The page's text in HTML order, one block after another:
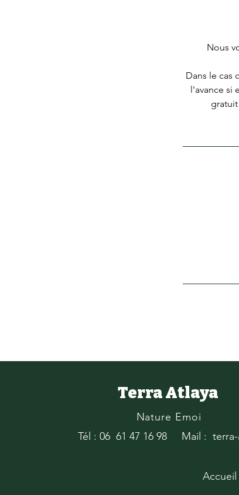
Nous
Dans le cas
l'avance si
Terra Atlaya
Nature Emoi
Tél : 06 61 47 16 98
Mail : terra-
Accueil